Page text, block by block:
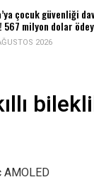
çocuk güvenliği
567 milyon dolar
2026
AMOLED